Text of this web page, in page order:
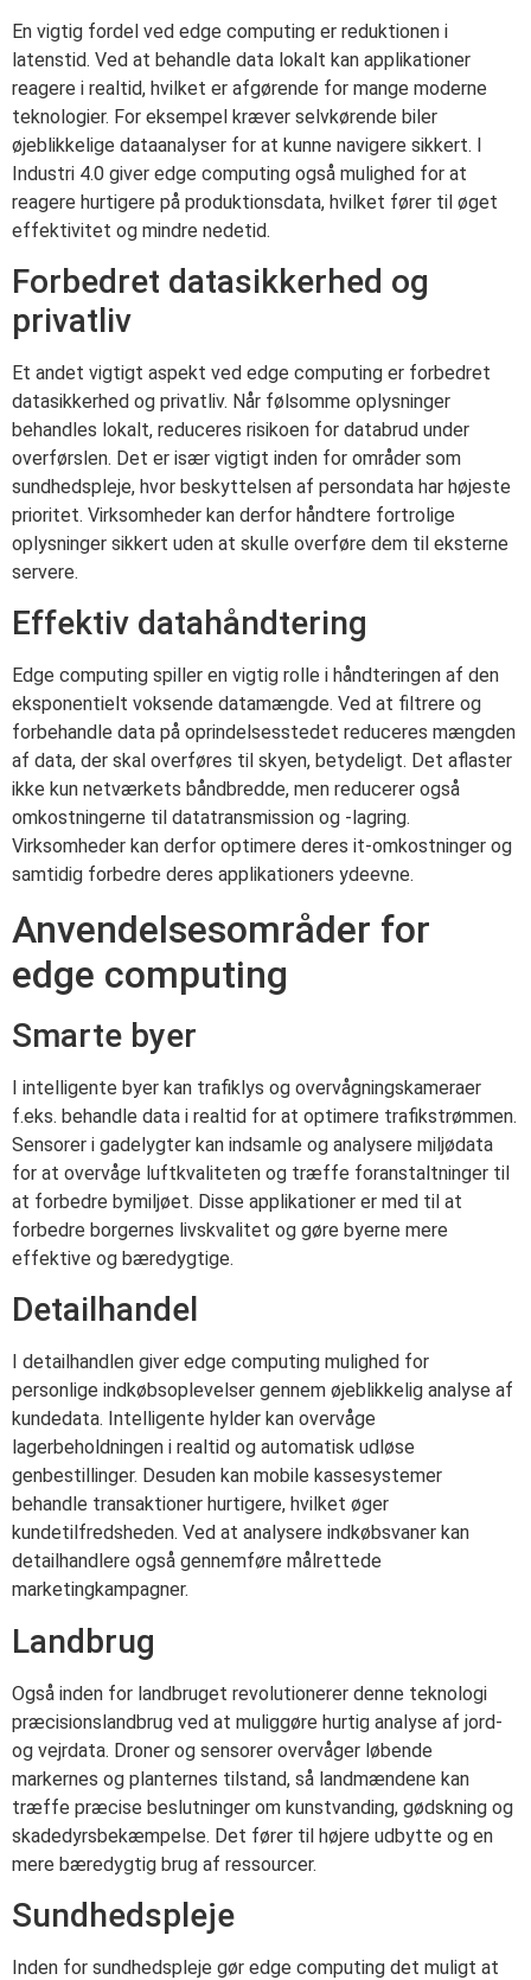
En vigtig fordel ved edge computing er reduktionen i
latenstid. Ved at behandle data lokalt kan applikationer
reagere i realtid, hvilket er afgørende for mange moderne
teknologier. For eksempel kræver selvkørende biler
øjeblikkelige dataanalyser for at kunne navigere sikkert. I
Industri 4.0 giver edge computing også mulighed for at
reagere hurtigere på produktionsdata, hvilket fører til øget
effektivitet og mindre nedetid.
Forbedret datasikkerhed og
privatliv
Et andet vigtigt aspekt ved edge computing er forbedret
datasikkerhed og privatliv. Når følsomme oplysninger
behandles lokalt, reduceres risikoen for databrud under
overførslen. Det er især vigtigt inden for områder som
sundhedspleje, hvor beskyttelsen af persondata har højeste
prioritet. Virksomheder kan derfor håndtere fortrolige
oplysninger sikkert uden at skulle overføre dem til eksterne
servere.
Effektiv datahåndtering
Edge computing spiller en vigtig rolle i håndteringen af den
eksponentielt voksende datamængde. Ved at filtrere og
forbehandle data på oprindelsesstedet reduceres mængden
af data, der skal overføres til skyen, betydeligt. Det aflaster
ikke kun netværkets båndbredde, men reducerer også
omkostningerne til datatransmission og -lagring.
Virksomheder kan derfor optimere deres it-omkostninger og
samtidig forbedre deres applikationers ydeevne.
Anvendelsesområder for
edge computing
Smarte byer
I intelligente byer kan trafiklys og overvågningskameraer
f.eks. behandle data i realtid for at optimere trafikstrømmen.
Sensorer i gadelygter kan indsamle og analysere miljødata
for at overvåge luftkvaliteten og træffe foranstaltninger til
at forbedre bymiljøet. Disse applikationer er med til at
forbedre borgernes livskvalitet og gøre byerne mere
effektive og bæredygtige.
Detailhandel
I detailhandlen giver edge computing mulighed for
personlige indkøbsoplevelser gennem øjeblikkelig analyse af
kundedata. Intelligente hylder kan overvåge
lagerbeholdningen i realtid og automatisk udløse
genbestillinger. Desuden kan mobile kassesystemer
behandle transaktioner hurtigere, hvilket øger
kundetilfredsheden. Ved at analysere indkøbsvaner kan
detailhandlere også gennemføre målrettede
marketingkampagner.
Landbrug
Også inden for landbruget revolutionerer denne teknologi
præcisionslandbrug ved at muliggøre hurtig analyse af jord-
og vejrdata. Droner og sensorer overvåger løbende
markernes og planternes tilstand, så landmændene kan
træffe præcise beslutninger om kunstvanding, gødskning og
skadedyrsbekæmpelse. Det fører til højere udbytte og en
mere bæredygtig brug af ressourcer.
Sundhedspleje
Inden for sundhedspleje gør edge computing det muligt at